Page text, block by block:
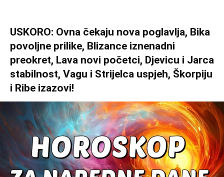
USKORO: Ovna čekaju nova poglavlja, Bika
povoljne prilike, Blizance iznenadni
preokret, Lava novi početci, Djevicu i Jarca
stabilnost, Vagu i Strijelca uspjeh, Škorpiju
i Ribe izazovi!